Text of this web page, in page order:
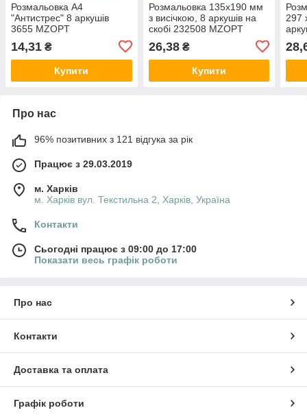
Розмальовка А4
"Антистрес" 8 аркушів
3655 MZOPT
14,31 ₴
Купити
Розмальовка 135х190 мм
з висічкою, 8 аркушів на
скобі 232508 MZOPT
26,38₴
Купити
297
Про нас
96% позитивних з 121 відгука за рік
Працює з 29.03.2019
м. Харків
м. Харків вул. Текстильна 2, Харків, Україна
Контакти
Сьогодні працює з 09:00 до 17:00
Показати весь графік роботи
Про нас
Контакти
Доставка та оплата
Графік роботи